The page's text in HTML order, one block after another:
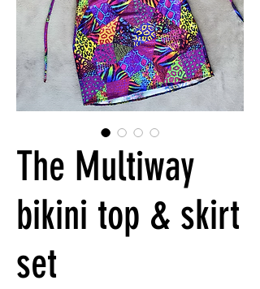
The Multiway
bikini top & skirt
set